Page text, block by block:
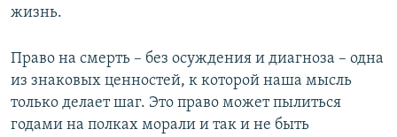
жизнь.
Право на смерть – без осуждения и диагноза – одна
из знаковых ценностей, к которой наша мысль
только делает шаг. Это право может пылиться
годами на полках морали и так и не быть